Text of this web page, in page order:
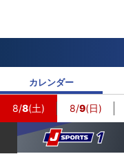
カレンダー
8/8(土) 8/9(日)